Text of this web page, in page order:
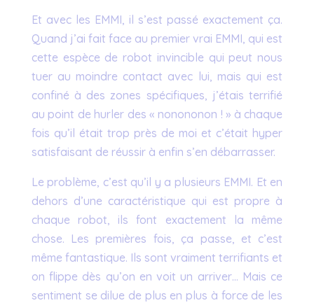
Et avec les EMMI, il s’est passé exactement ça.
Quand j’ai fait face au premier vrai EMMI, qui est
cette espèce de robot invincible qui peut nous
tuer au moindre contact avec lui, mais qui est
confiné à des zones spécifiques, j’étais terrifié
au point de hurler des « nonononon ! » à chaque
fois qu’il était trop près de moi et c’était hyper
satisfaisant de réussir à enfin s’en débarrasser.
Le problème, c’est qu’il y a plusieurs EMMI. Et en
dehors d’une caractéristique qui est propre à
chaque robot, ils font exactement la même
chose. Les premières fois, ça passe, et c’est
même fantastique. Ils sont vraiment terrifiants et
on flippe dès qu’on en voit un arriver… Mais ce
sentiment se dilue de plus en plus à force de les